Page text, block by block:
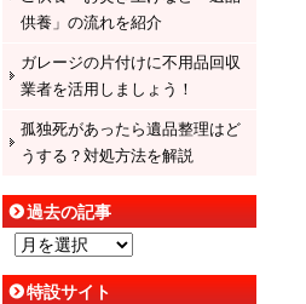
供養」の流れを紹介
ガレージの片付けに不用品回収
業者を活用しましょう！
孤独死があったら遺品整理はど
うする？対処方法を解説
過去の記事
の 特設サイト